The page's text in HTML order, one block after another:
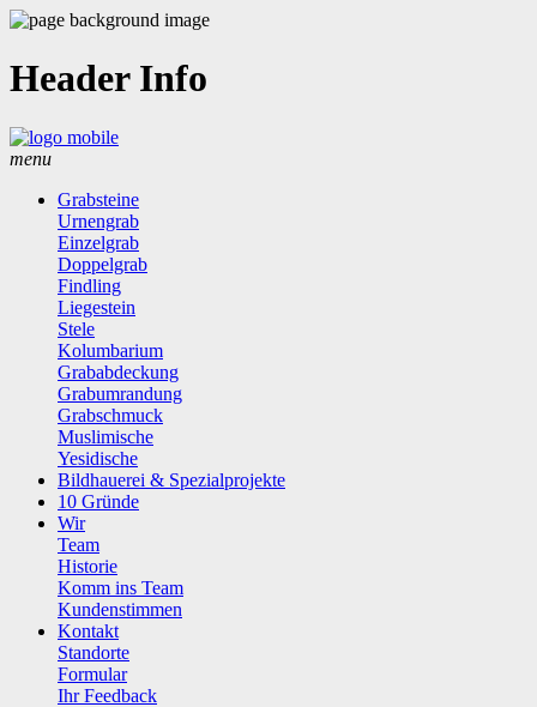
Header Info
menu
Grabsteine
Urnengrab
Einzelgrab
Doppelgrab
Findling
Liegestein
Stele
Kolumbarium
Grababdeckung
Grabumrandung
Grabschmuck
Muslimische
Yesidische
Bildhauerei & Spezialprojekte
10 Gründe
Wir
Team
Historie
Komm ins Team
Kundenstimmen
Kontakt
Standorte
Formular
Ihr Feedback